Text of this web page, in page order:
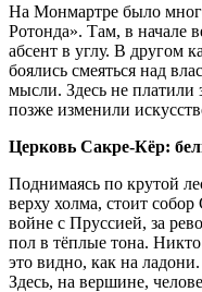
На Монмартре было
Ротонда». Там, в начале
абсент в углу. В другом
боялись смеяться над
мысли. Здесь не платили
позже изменили
Церковь Сакре-Кёр:
Поднимаясь по крутой
верху холма, стоит
войне с Пруссией, за
пол в тёплые тона.
это видно, как на
Здесь, на вершине,